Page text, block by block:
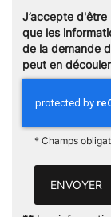
J’accepte
que les
de la demande
peut en
* Champs